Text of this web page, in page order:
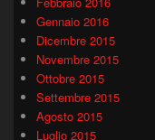
Gennaio 2016
Dicembre 2015
Novembre 2015
Ottobre 2015
Settembre 2015
Agosto 2015
Luglio 2015